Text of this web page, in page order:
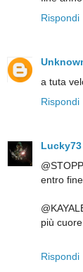
Rispondi
a tuta
Rispondi
Lucky73
entro
più
Rispondi